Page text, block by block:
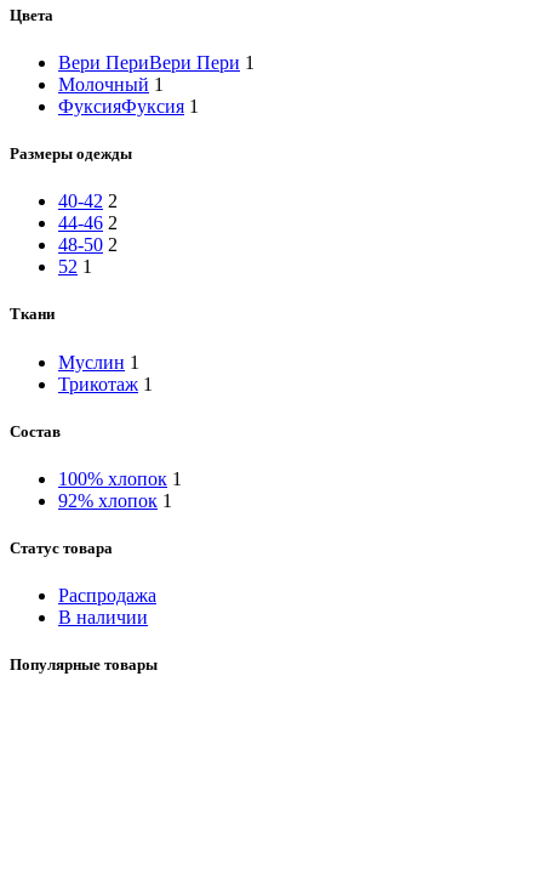
Цвета
Вери ПериВери Пери 1
Молочный 1
ФуксияФуксия 1
Размеры одежды
40-42 2
44-46 2
48-50 2
52 1
Ткани
Муслин 1
Трикотаж 1
Состав
100% хлопок 1
92% хлопок 1
Статус товара
Распродажа
В наличии
Популярные товары